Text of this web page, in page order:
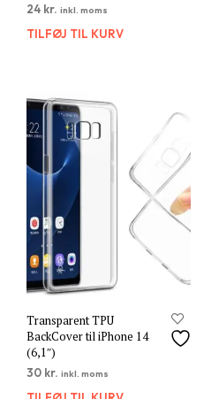
24 kr. inkl. moms
TILFØJ TIL KURV
Transparent TPU
BackCover til iPhone 14
(6,1″)
30 kr. inkl. moms